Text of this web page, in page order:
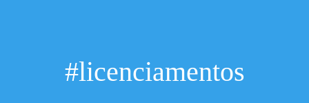
#licenciamentos